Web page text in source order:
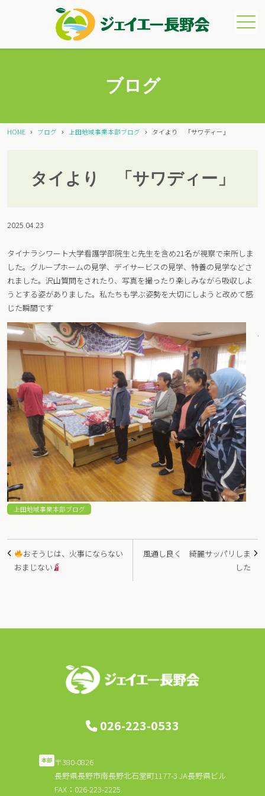
メニュー
ブログ
HOME ブログ 上田地域事業本部ブログ タイより 「サワディー」
タイより 「サワディー」
2025.04.23
タイナラシワート大学看護学部院生と先生を含め21名が視察で来所しま
した。グループホームの見学、デイサービスの見学、特養の見学などさ
れました。沢山質問をされたり、写真を撮ったり楽しみながら吸収しよ
うとする姿がありました。私たちも学ぶ姿勢を大切にしようと改めて感
じた瞬間です
上田地域事業本部ブログ
投
稿
ゲ
風通し良く 綺麗サッパリしま
した
おそうじは、火事にならない
おまじない
026-223-0533
本部 〒380-0826
長野県長野市南長野北石堂町1177-3 JA長野県ビル
FAX：026-223-2225